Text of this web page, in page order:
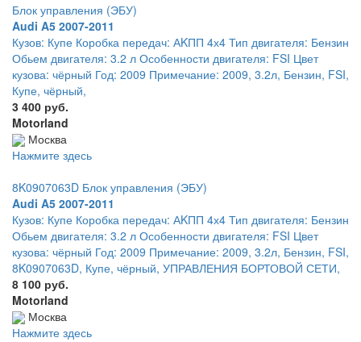
Блок управления (ЭБУ)
Audi A5 2007-2011
Кузов: Купе Коробка передач: АKПП 4х4 Тип двигателя: Бензин
Обьем двигателя: 3.2 л Особенности двигателя: FSI Цвет
кузова: чёрный Год: 2009 Примечание: 2009, 3.2л, Бензин, FSI,
Купе, чёрный,
3 400 руб.
Motorland
Москва
Нажмите здесь
8K0907063D Блок управления (ЭБУ)
Audi A5 2007-2011
Кузов: Купе Коробка передач: АKПП 4х4 Тип двигателя: Бензин
Обьем двигателя: 3.2 л Особенности двигателя: FSI Цвет
кузова: чёрный Год: 2009 Примечание: 2009, 3.2л, Бензин, FSI,
8K0907063D, Купе, чёрный, УПРАВЛЕНИЯ БОРТОВОЙ СЕТИ,
8 100 руб.
Motorland
Москва
Нажмите здесь